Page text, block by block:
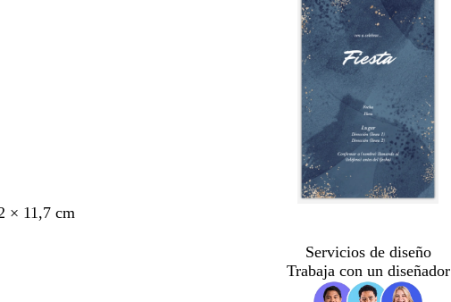
× 11,7 cm
Servicios de diseño
Trabaja con un diseñador